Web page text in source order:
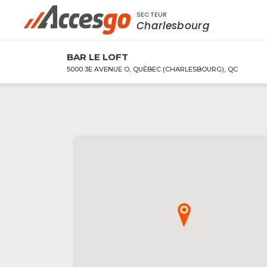
Rechercher à proximité - Entreprise /
SECTEUR
Charlesbourg
BAR LE LOFT
5000 3E AVENUE O, QUÉBEC (CHARLESBOURG), QC